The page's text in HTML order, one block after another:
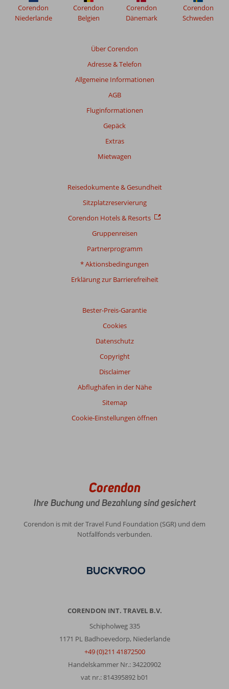
eine
Kombination
und
genießen!
Stränden,
Restaurants
Über Corendon
Adresse & Telefon
Allgemeine Informationen
AGB
Fluginformationen
Gepäck
Extras
Mietwagen
Reisedokumente & Gesundheit
Sitzplatzreservierung
Corendon Hotels & Resorts
Gruppenreisen
Partnerprogramm
* Aktionsbedingungen
Erklärung zur Barrierefreiheit
Bester-Preis-Garantie
Cookies
Datenschutz
Copyright
Disclaimer
Abflughäfen in der Nähe
Sitemap
Cookie-Einstellungen öffnen
Corendon
Niederlande
Corendon
Belgien
Corendon
Dänemark
Corendon
Schweden
Corendon
Ihre Buchung und Bezahlung sind gesichert
Corendon is mit der Travel Fund Foundation (SGR) und dem
Notfallfonds verbunden.
CORENDON INT. TRAVEL B.V.
Schipholweg 335
1171 PL Badhoevedorp, Niederlande
+49 (0)211 41872500
Handelskammer Nr.: 34220902
vat nr.: 814395892 b01